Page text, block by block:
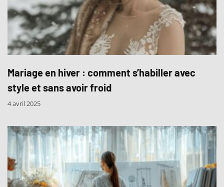
Mariage en hiver : comment s’habiller avec
style et sans avoir froid
4 avril 2025